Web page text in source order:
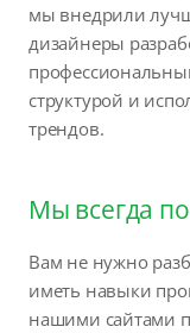
мы внедрили
дизайнеры
структурой и
трендов.
Мы всегда
Вам не нужно
иметь навыки
нашими сайтами